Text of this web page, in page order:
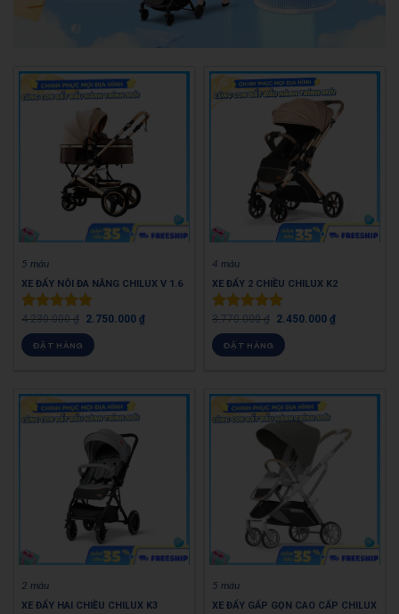
5 màu
XE ĐẨY NÔI ĐA NĂNG CHILUX V 1.6
Được xếp
hạng5.00
5 sao
4.230.000₫ 2.750.000 ₫
ĐẶT HÀNG
4 màu
XE ĐẨY 2 CHIỀU CHILUX K2
Được xếp
hạng5.00
5 sao
3.770.000₫ 2.450.000 ₫
ĐẶT HÀNG
2 màu
XE ĐẨY HAI CHIỀU CHILUX K3
5 màu
XE ĐẨY GẤP GỌN CAO CẤP CHILUX